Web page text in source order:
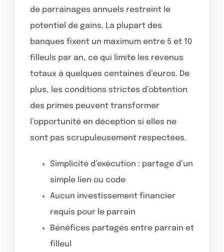
de parrainages annuels restreint le
potentiel de gains. La plupart des
banques fixent un maximum entre 5 et 10
filleuls par an, ce qui limite les revenus
totaux à quelques centaines d’euros. De
plus, les conditions strictes d’obtention
des primes peuvent transformer
l’opportunité en déception si elles ne
sont pas scrupuleusement respectées.
Simplicité d’exécution : partage d’un
simple lien ou code
Aucun investissement financier
requis pour le parrain
Bénéfices partagés entre parrain et
filleul